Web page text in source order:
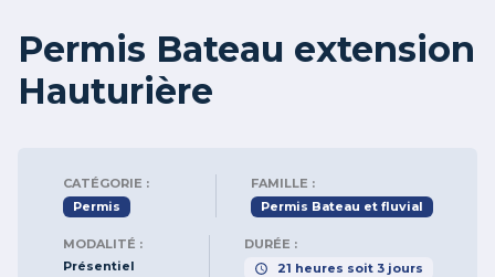
Permis Bateau extension
Hauturière
CATÉGORIE :
Permis
FAMILLE :
Permis Bateau et fluvial
MODALITÉ :
Présentiel
DURÉE :
21 heures soit 3 jours